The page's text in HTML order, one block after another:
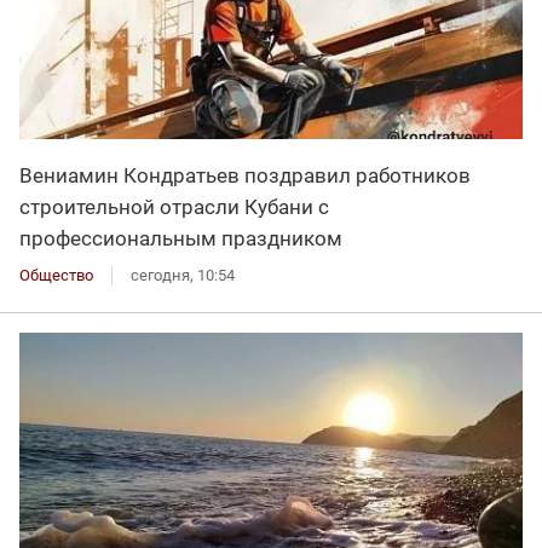
Вениамин Кондратьев поздравил работников
строительной отрасли Кубани с
профессиональным праздником
Общество сегодня, 10:54